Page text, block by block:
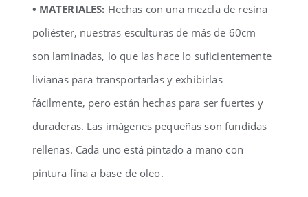
• MATERIALES: Hechas con una mezcla de resina
poliéster, nuestras esculturas de más de 60cm
son laminadas, lo que las hace lo suficientemente
livianas para transportarlas y exhibirlas
fácilmente, pero están hechas para ser fuertes y
duraderas. Las imágenes pequeñas son fundidas
rellenas. Cada uno está pintado a mano con
pintura fina a base de oleo.